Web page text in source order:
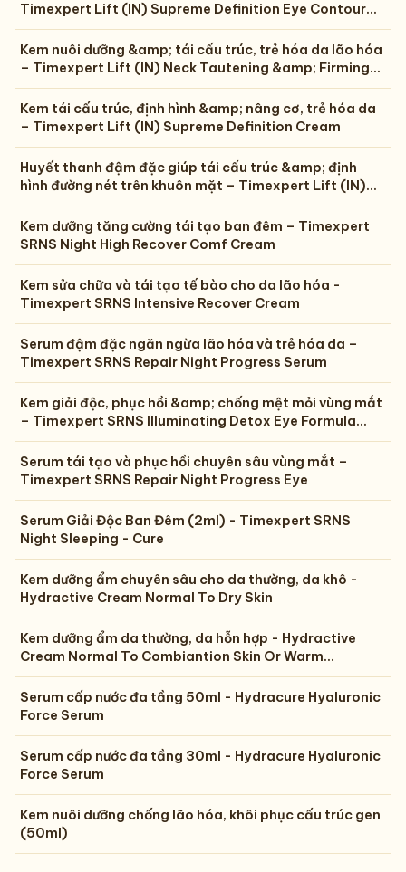
Timexpert Lift (IN) Supreme Definition Eye Contour
Cream
Kem nuôi dưỡng &amp; tái cấu trúc, trẻ hóa da lão hóa
– Timexpert Lift (IN) Neck Tautening &amp; Firming
Cream
Kem tái cấu trúc, định hình &amp; nâng cơ, trẻ hóa da
– Timexpert Lift (IN) Supreme Definition Cream
Huyết thanh đậm đặc giúp tái cấu trúc &amp; định
hình đường nét trên khuôn mặt – Timexpert Lift (IN)
Vector Lift Serum
Kem dưỡng tăng cường tái tạo ban đêm – Timexpert
SRNS Night High Recover Comf Cream
Kem sửa chữa và tái tạo tế bào cho da lão hóa -
Timexpert SRNS Intensive Recover Cream
Serum đậm đặc ngăn ngừa lão hóa và trẻ hóa da –
Timexpert SRNS Repair Night Progress Serum
Kem giải độc, phục hồi &amp; chống mệt mỏi vùng mắt
– Timexpert SRNS Illuminating Detox Eye Formula
Cream
Serum tái tạo và phục hồi chuyên sâu vùng mắt –
Timexpert SRNS Repair Night Progress Eye
Serum Giải Độc Ban Đêm (2ml) - Timexpert SRNS
Night Sleeping - Cure
Kem dưỡng ẩm chuyên sâu cho da thường, da khô -
Hydractive Cream Normal To Dry Skin
Kem dưỡng ẩm da thường, da hỗn hợp - Hydractive
Cream Normal To Combiantion Skin Or Warm
Climates
Serum cấp nước đa tầng 50ml - Hydracure Hyaluronic
Force Serum
Serum cấp nước đa tầng 30ml - Hydracure Hyaluronic
Force Serum
Kem nuôi dưỡng chống lão hóa, khôi phục cấu trúc gen
(50ml)